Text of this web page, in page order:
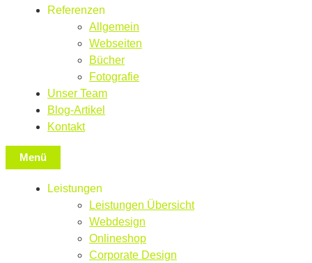
Referenzen
Allgemein
Webseiten
Bücher
Fotografie
Unser Team
Blog-Artikel
Kontakt
Menü
Leistungen
Leistungen Übersicht
Webdesign
Onlineshop
Corporate Design